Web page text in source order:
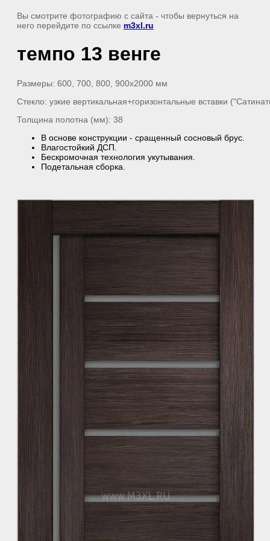
Вы смотрите фотографию с сайта - чтобы вернуться на
него перейдите по ссылке m3xl.ru
темпо 13 венге
Размеры: 600, 700, 800, 900х2000 мм
Стекло: узкие вертикальная+горизонтальные вставки
Толщина полотна (мм): 38
В основе конструкции - сращенный сосновый брус.
Влагостойкий ДСП.
Бескромочная технология укутывания.
Подетальная сборка.